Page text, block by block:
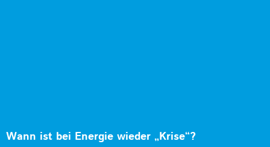
Wann ist bei Energie wieder „Krise“?